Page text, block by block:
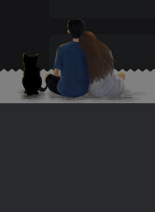
上一篇
小学1-6年级上册单